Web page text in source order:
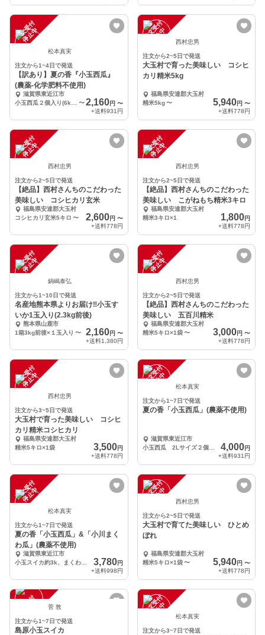
注
文
受
付
停
止
中
松本真実
注文から1~4日で発送
【訳あり】夏の香『小玉西瓜』
(農薬-化学肥料不使用)
滋賀県東近江市
〜 2,160円 〜
+送料931円
注
文
受
付
停
止
中 西村忠男
注文から2~5日で発送
大玉村で育った美味しい コシヒ
カリ精米5kg
福島県安達郡大玉村
精米5kg 〜 5,940円 〜
+送料778円
注
文
受
付
停
止
中
西村忠男
注文から2~5日で発送
【絶品】西村さんちのこだわった
美味しい コシヒカリ玄米
福島県安達郡大玉村
コシヒカリ玄米5キロ 〜 2,600円 〜
+送料778円
注
文
受
付
停
止
中
西村忠男
注文から2~5日で発送
【絶品】西村さんちのこだわった
美味しい こがねもち精米3キロ
福島県安達郡大玉村
精米3キロ×1
1,800円
+送料778円
注
文
受
付
停
止
中
鍋嶋泰弘
注文から1~10日で発送
名産地熊本県よりお届け‼︎小玉す
いか1玉入り(2.3kg前後)
熊本県山鹿市
1箱3kg前後×１玉入り 〜 2,160円 〜
+送料1,380円
注
文
受
付
停
止
中
西村忠男
注文から2~5日で発送
【絶品】西村さんちのこだわった
美味しい 五百川精米
福島県安達郡大玉村
精米5キロ×1袋 〜 3,000円 〜
+送料778円
注
文
受
付
停
止
中
西村忠男
注文から3~5日で発送
大玉村で育った美味しい コシヒ
カリ精米コシヒカリ
福島県安達郡大玉村
精米5キロ×1袋
3,500円
+送料778円
注
文
受
付
停
止
中 松本真実
注文から1~7日で発送
夏の香「小玉西瓜」(農薬不使用)
滋賀県東近江市
4,000円
+送料931円
注
文
受
付
停
止
中
松本真実
注文から1~7日で発送
夏の香「小玉西瓜」&「小川まく
わ瓜」(農薬不使用)
滋賀県東近江市
3,780円
+送料998円
注
文
受
付
停
止
中 西村忠男
注文から2~5日で発送
大玉村で育てた美味しい ひとめ
ぼれ
福島県安達郡大玉村
精米5キロ×1袋 〜 5,940円 〜
+送料778円
注
文
受
付
停
止 菅 敦
注文から1~7日で発送
島原小玉スイカ
注
文
受
付
停
止
中 松本真実
注文から3~7日で発送